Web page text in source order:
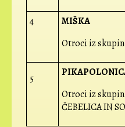
4
MIŠKA
Otroci iz
5
Otroci iz skupin
ČEBELICA IN